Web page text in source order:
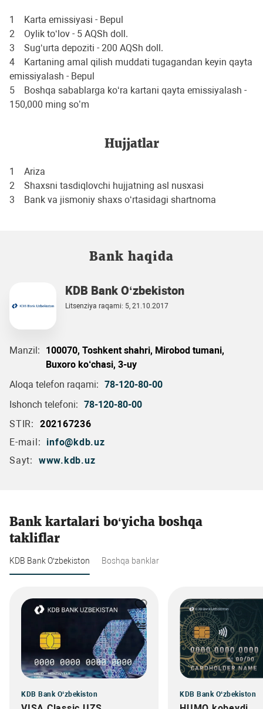
1 Karta emissiyasi - Bepul
2 Oylik to‘lov - 5 AQSh doll.
3 Sug‘urta depoziti - 200 AQSh doll.
4 Kartaning amal qilish muddati tugagandan keyin qayta
emissiyalash - Bepul
5 Boshqa sabablarga ko‘ra kartani qayta emissiyalash -
150,000 ming so’m
Hujjatlar
1 Ariza
2 Shaxsni tasdiqlovchi hujjatning asl nusxasi
3 Bank va jismoniy shaxs oʻrtasidagi shartnoma
Bank haqida
KDB Bank O‘zbekiston
Litsenziya raqami: 5, 21.10.2017
Manzil:
100070, Toshkent shahri, Mirobod tumani,
Buxoro ko‘chasi, 3-uy
Aloqa telefon raqami: 78-120-80-00
Ishonch telefoni: 78-120-80-00
STIR:
202167236
E-mail:
info@kdb.uz
Sayt:
www.kdb.uz
Bank kartalari bo‘yicha boshqa
takliflar
KDB Bank O‘zbekiston Boshqa banklar
KDB Bank O‘zbekiston KDB Bank O‘zbekiston